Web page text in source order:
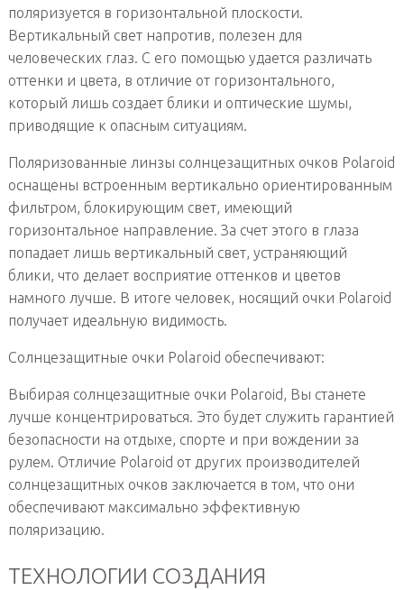
поляризуется в горизонтальной плоскости.
Вертикальный свет напротив, полезен для
человеческих глаз. С его помощью удается различать
оттенки и цвета, в отличие от горизонтального,
который лишь создает блики и оптические шумы,
приводящие к опасным ситуациям.
Поляризованные линзы солнцезащитных очков Polaroid
оснащены встроенным вертикально ориентированным
фильтром, блокирующим свет, имеющий
горизонтальное направление. За счет этого в глаза
попадает лишь вертикальный свет, устраняющий
блики, что делает восприятие оттенков и цветов
намного лучше. В итоге человек, носящий очки Polaroid
получает идеальную видимость.
Солнцезащитные очки Polaroid обеспечивают:
Выбирая солнцезащитные очки Polaroid, Вы станете
лучше концентрироваться. Это будет служить гарантией
безопасности на отдыхе, спорте и при вождении за
рулем. Отличие Polaroid от других производителей
солнцезащитных очков заключается в том, что они
обеспечивают максимально эффективную
поляризацию.
ТЕХНОЛОГИИ СОЗДАНИЯ